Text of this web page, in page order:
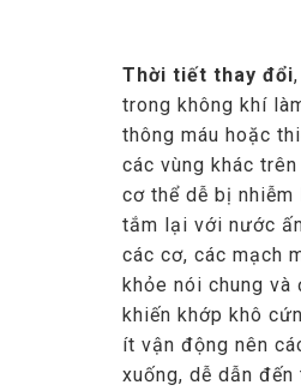
Thời tiết thay đổi
trong không khí
thông máu hoặc
các vùng khác
cơ thể dễ bị
tắm lại với nước
các cơ, các mạch
khỏe nói chung
khiến khớp khô
ít vận động nên
xuống, dễ dẫn